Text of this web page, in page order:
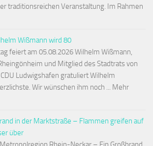
traditionsreichen Veranstaltung. Im Rahmen
Wißmann wird 80
feiert am 05.08.2026 Wilhelm Wißmann,
und Mitglied des Stadtrats von
Ludwigshafen gratuliert Wilhelm
Wir wünschen ihm noch ... Mehr
in der Marktstraße – Flammen greifen auf
über